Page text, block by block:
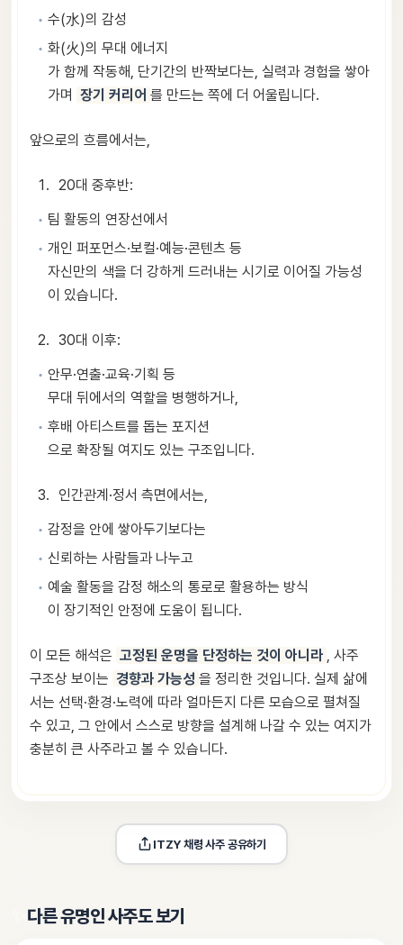
수(水)의 감성
화(火)의 무대 에너지
가 함께 작동해, 단기간의 반짝보다는, 실력과 경험을 쌓아
가며 장기 커리어 를 만드는 쪽에 더 어울립니다.
앞으로의 흐름에서는,
20대 중후반:
팀 활동의 연장선에서
개인 퍼포먼스·보컬·예능·콘텐츠 등
자신만의 색을 더 강하게 드러내는 시기로 이어질 가능성
이 있습니다.
30대 이후:
안무·연출·교육·기획 등
무대 뒤에서의 역할을 병행하거나,
후배 아티스트를 돕는 포지션
으로 확장될 여지도 있는 구조입니다.
인간관계·정서 측면에서는,
감정을 안에 쌓아두기보다는
신뢰하는 사람들과 나누고
예술 활동을 감정 해소의 통로로 활용하는 방식
이 장기적인 안정에 도움이 됩니다.
이 모든 해석은 고정된 운명을 단정하는 것이 아니라 , 사주
구조상 보이는 경향과 가능성 을 정리한 것입니다. 실제 삶에
서는 선택·환경·노력에 따라 얼마든지 다른 모습으로 펼쳐질
수 있고, 그 안에서 스스로 방향을 설계해 나갈 수 있는 여지가
충분히 큰 사주라고 볼 수 있습니다.
ITZY 채령 사주 공유하기
다른 유명인 사주도 보기